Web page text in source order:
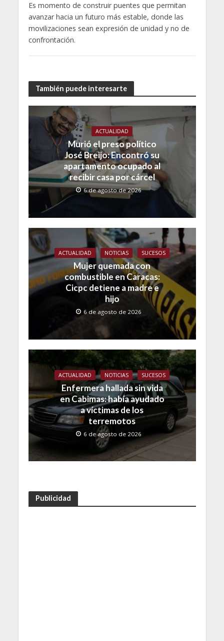
Es momento de construir puentes que permitan
avanzar hacia un futuro más estable, donde las
movilizaciones sean expresión de unidad y no de
confrontación.
También puede interesarte
ACTUALIDAD
Murió el preso político
José Breijo: Encontró su
apartamento ocupado al
recibir casa por cárcel
6 de agosto de 2026
ACTUALIDAD NOTICIAS SUCESOS
Mujer quemada con
combustible en Caracas:
Cicpc detiene a madre e
hijo
6 de agosto de 2026
ACTUALIDAD NOTICIAS SUCESOS
Enfermera hallada sin vida
en Cabimas: había ayudado
a víctimas de los
terremotos
6 de agosto de 2026
Publicidad